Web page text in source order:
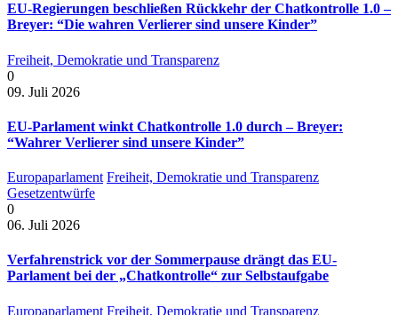
EU-Regierungen beschließen Rückkehr der Chatkontrolle 1.0 –
Breyer: “Die wahren Verlierer sind unsere Kinder”
Freiheit, Demokratie und Transparenz
0
09. Juli 2026
EU-Parlament winkt Chatkontrolle 1.0 durch – Breyer:
“Wahrer Verlierer sind unsere Kinder”
Europaparlament Freiheit, Demokratie und Transparenz
Gesetzentwürfe
0
06. Juli 2026
Verfahrenstrick vor der Sommerpause drängt das EU-
Parlament bei der „Chatkontrolle“ zur Selbstaufgabe
Europaparlament Freiheit, Demokratie und Transparenz